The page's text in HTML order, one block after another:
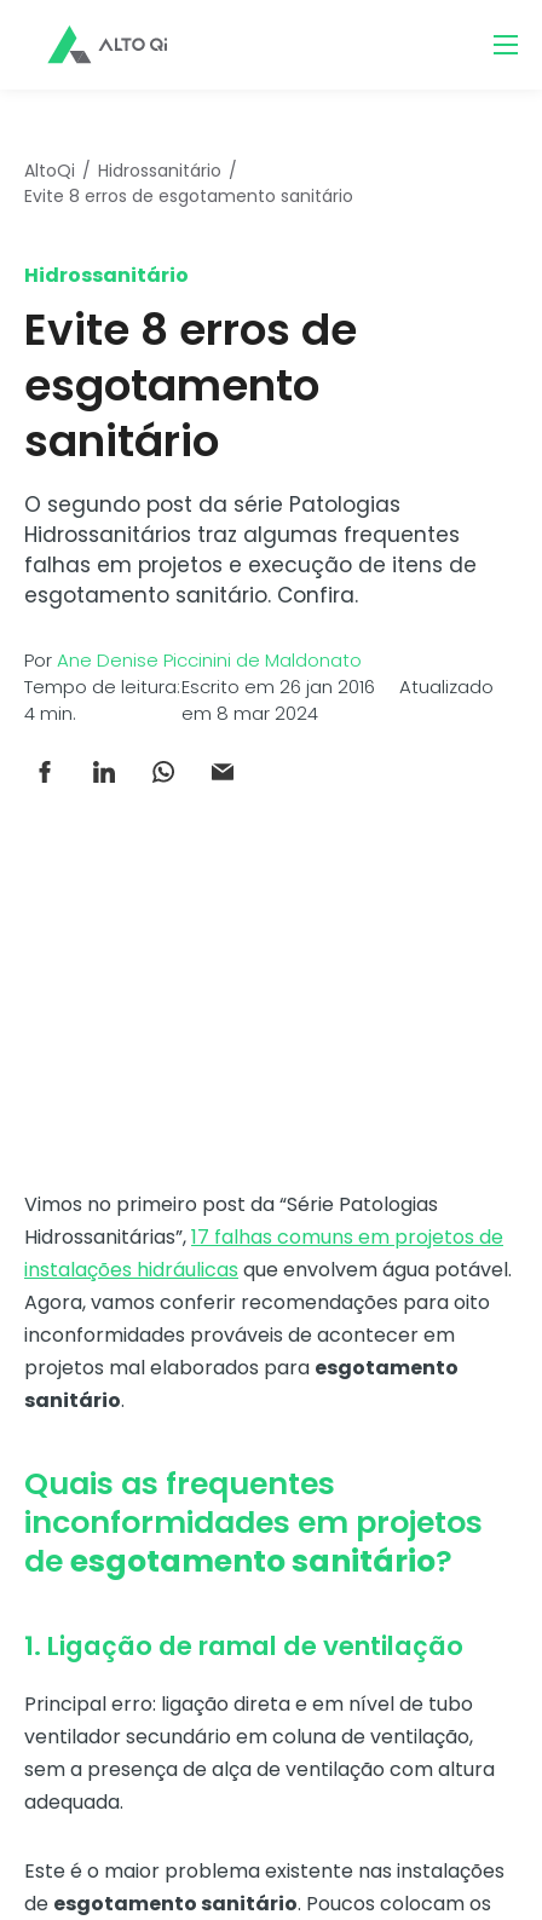
AltoQi
Hidrossanitário
Evite 8 erros de esgotamento sanitário
Hidrossanitário
Evite 8 erros de
esgotamento
sanitário
O segundo post da série Patologias
Hidrossanitários traz algumas frequentes
falhas em projetos e execução de itens de
esgotamento sanitário. Confira.
PorAne Denise Piccinini de Maldonato
Tempo de leitura:
4 min.
Escrito em 26 jan 2016 Atualizado
em 8 mar 2024
Vimos no primeiro post da “Série Patologias
Hidrossanitárias”,17 falhas comuns em projetos de
instalações hidráulicas que envolvem água potável.
Agora, vamos conferir recomendações para oito
inconformidades prováveis de acontecer em
projetos mal elaborados para esgotamento
sanitário.
Quais as frequentes
inconformidades em projetos
deesgotamento sanitário?
1. Ligação de ramal de ventilação
Principal erro: ligação direta e em nível de tubo
ventilador secundário em coluna de ventilação,
sem a presença de alça de ventilação com altura
adequada.
Este é o maior problema existente nas instalações
de esgotamento sanitário. Poucos colocam os